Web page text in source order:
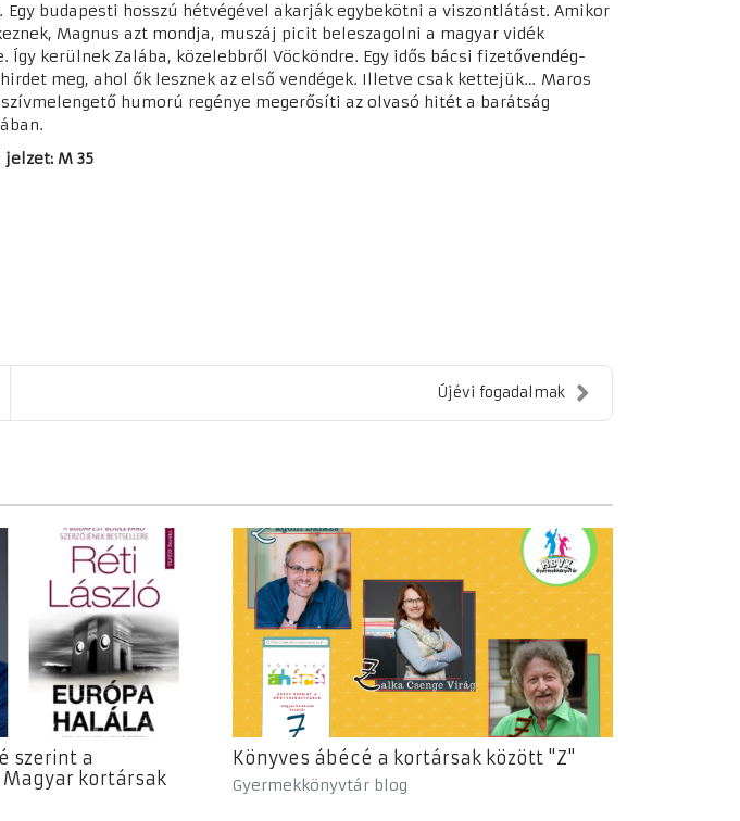
Egy budapesti hosszú hétvégével akarják egybekötni a viszontlátást. Amikor
Magnus azt mondja, muszáj picit beleszagolni a magyar vidék
Így kerülnek Zalába, közelebbről Vöcköndre. Egy idős bácsi fizetővendég-
meg, ahol ők lesznek az első vendégek. Illetve csak kettejük… Maros
szívmelengető humorú regénye megerősíti az olvasó hitét a barátság
jelzet: M 35
Újévi fogadalmak
szerint a
kortársak
Könyves ábécé a kortársak között "Z"
Gyermekkönyvtár blog